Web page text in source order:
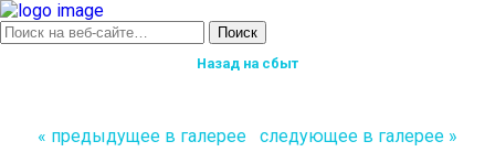
Назад на сбыт
« предыдущее в галерее следующее в галерее »